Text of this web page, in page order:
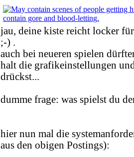
jau, deine kiste reicht locker
;-) .
auch bei neueren spielen
halt die grafikeinstellungen
drückst...
dumme frage: was spielst du
hier nun mal die
aus den obigen Postings):